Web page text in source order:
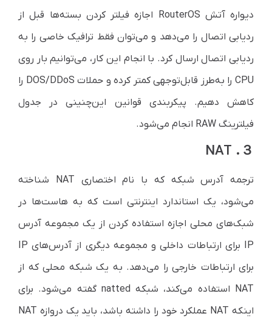
دیواره آتش RouterOS اجازه فیلتر کردن بسته‌ها قبل از
ردیابی اتصال را می‌دهد و می‌توان فقط ترافیک خاصی را به
ردیابی اتصال ارسال کرد. با انجام این کار، می‌توانیم بار روی
CPU را به‌طرز قابل‌توجهی کمتر کرده و حملات DOS/DDoS را
کاهش دهیم. پیکربندی قوانین این‌چنینی در جدول
فیلترینگ RAW انجام می‌شود.
３. NAT
ترجمه آدرس شبکه که با نام اختصاری NAT شناخته
می‌شود، یک استاندارد اینترنتی است که به هاست‌ها در
شبک‌های محلی اجازه استفاده کردن از یک مجموعه آدرس
IP برای ارتباطات داخلی و مجموعه دیگری از آدرس‌های IP
برای ارتباطات خارجی را می‌دهد. به یک شبکه محلی که از
NAT استفاده می‌کند، شبکه natted گفته می‌شود. برای
اینکه NAT عملکرد خود را داشته باشد، باید یک دروازه NAT